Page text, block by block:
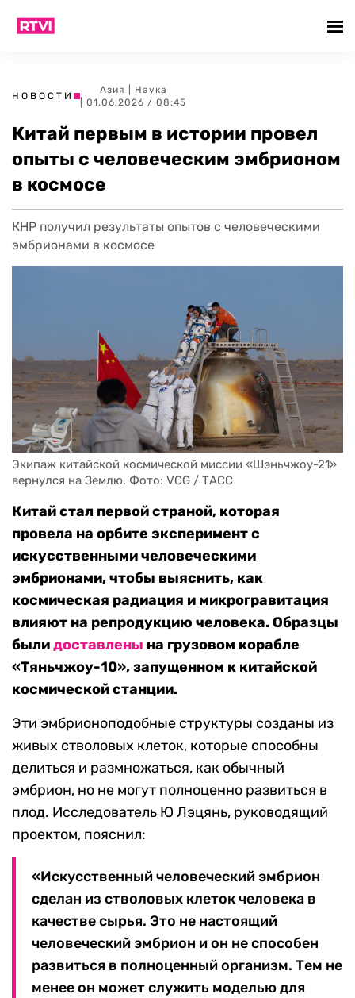
НОВОСТИ
Азия
Наука
| 01.06.2026 / 08:45
Китай первым в истории провел
опыты с человеческим эмбрионом
в космосе
КНР получил результаты опытов с человеческими
эмбрионами в космосе
Экипаж китайской космической миссии «Шэньчжоу-21»
вернулся на Землю. Фото: VCG / ТАСС
Китай стал первой страной, которая
провела на орбите эксперимент с
искусственными человеческими
эмбрионами, чтобы выяснить, как
космическая радиация и микрогравитация
влияют на репродукцию человека. Образцы
былидоставлены на грузовом корабле
«Тяньчжоу-10», запущенном к китайской
космической станции.
Эти эмбрионоподобные структуры созданы из
живых стволовых клеток, которые способны
делиться и размножаться, как обычный
эмбрион, но не могут полноценно развиться в
плод. Исследователь Ю Лэцянь, руководящий
проектом, пояснил:
«Искусственный человеческий эмбрион
сделан из стволовых клеток человека в
качестве сырья. Это не настоящий
человеческий эмбрион и он не способен
развиться в полноценный организм. Тем не
менее он может служить моделью для